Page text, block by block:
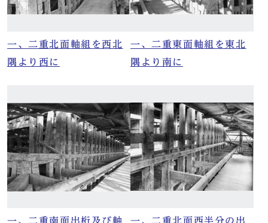
一、二重北面軸組を西北
隅より西に
一、二重東面軸組を東北
隅より南に
一、二重南面出桁及び軸
一、二重北面西半分の出